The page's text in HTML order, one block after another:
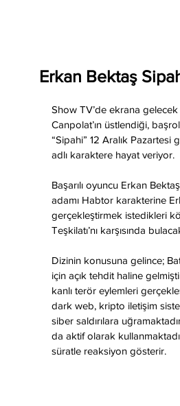
Erkan Bektaş
Show TV’de ekrana gelecek
Canpolat’ın üstlendiği,
“Sipahi” 12 Aralık Pazartesi
adlı karaktere hayat veriyor.
Başarılı oyuncu Erkan
adamı Habtor karakterine
gerçekleştirmek istedikleri
Teşkilatı’nı karşısında
Dizinin konusuna gelince;
için açık tehdit haline
kanlı terör eylemleri
dark web, kripto iletişim
siber saldırılara
da aktif olarak
süratle reaksiyon gösterir.